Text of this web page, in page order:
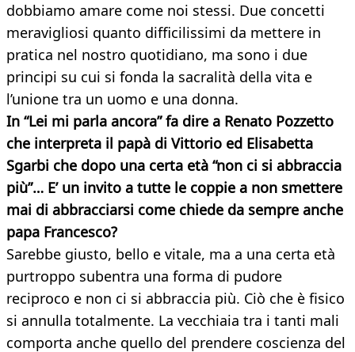
dobbiamo amare come noi stessi. Due concetti
meravigliosi quanto difficilissimi da mettere in
pratica nel nostro quotidiano, ma sono i due
principi su cui si fonda la sacralità della vita e
l’unione tra un uomo e una donna.
In “Lei mi parla ancora” fa dire a Renato Pozzetto
che interpreta il papà di Vittorio ed Elisabetta
Sgarbi che dopo una certa età “non ci si abbraccia
più”… E’ un invito a tutte le coppie a non smettere
mai di abbracciarsi come chiede da sempre anche
papa Francesco?
Sarebbe giusto, bello e vitale, ma a una certa età
purtroppo subentra una forma di pudore
reciproco e non ci si abbraccia più. Ciò che è fisico
si annulla totalmente. La vecchiaia tra i tanti mali
comporta anche quello del prendere coscienza del